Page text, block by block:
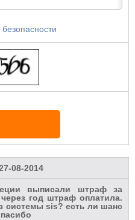
08-2014
выписали штраф за
год штраф оплатила.
системы sis? есть ли шанс